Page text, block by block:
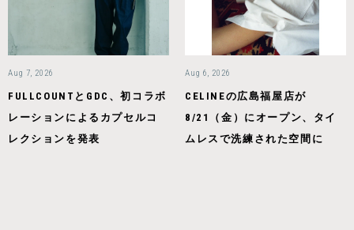
Aug 7, 2026
FULLCOUNTとGDC、初コラボ
レーションによるカプセルコ
レクションを発表
Aug 6, 2026
CELINEの広島福屋店が
8/21（金）にオープン、タイ
ムレスで洗練された空間に